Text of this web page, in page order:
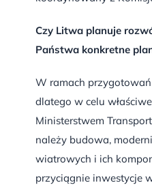
Czy Litwa planuje
Państwa konkretne
W ramach
dlatego w celu
Ministerstwem
należy budowa,
wiatrowych i ich
przyciągnie inwestycje